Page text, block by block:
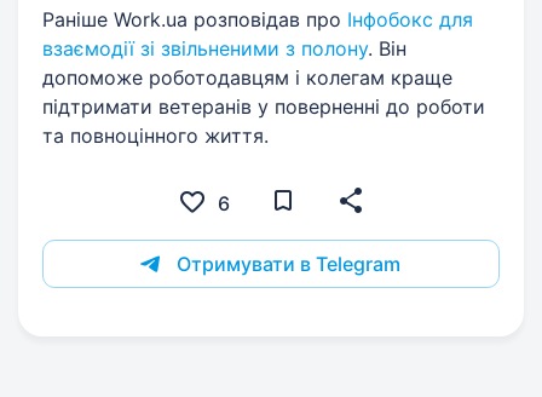
Раніше Work.ua розповідав про Інфобокс для
взаємодії зі звільненими з полону. Він
допоможе роботодавцям і колегам краще
підтримати ветеранів у поверненні до роботи
та повноцінного життя.
6
Отримувати в Telegram